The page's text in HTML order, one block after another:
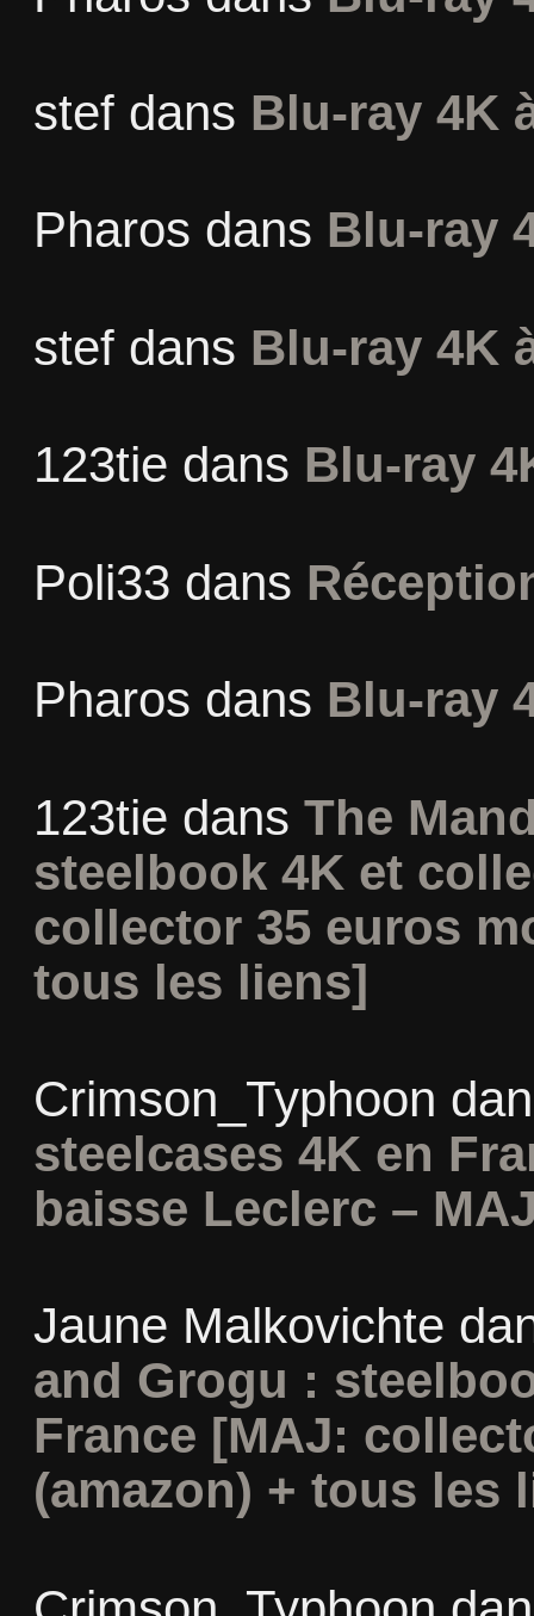
stefdans Blu-ray 4K
Pharos dans Blu-ray
stefdans Blu-ray 4K
123tie dans Blu-ray
Poli33 dans
Pharos dans Blu-ray
123tie dans The
steelbook 4K et
collector 35 euros
tous les liens]
Crimson_Typhoon
steelcases 4K en
baisse Leclerc –
Jaune Malkovichte
and Grogu :
France [MAJ:
(amazon) + tous les